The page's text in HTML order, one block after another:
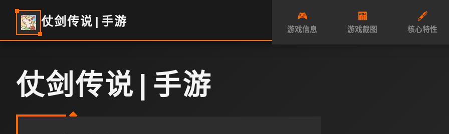
仗剑传说|手游 🎮
游戏信息
🏧
游戏截图
🖋️
核心特性
仗剑传说|手游